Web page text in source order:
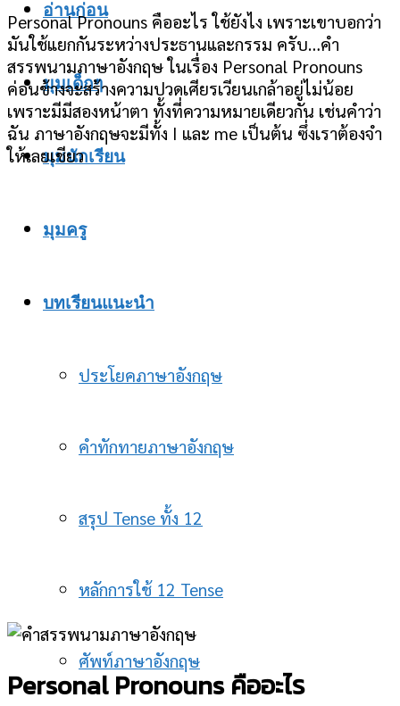
อ่านก่อน
มุมเด็กๆ
มุมนักเรียน
มุมครู
บทเรียนแนะนำ
ประโยคภาษาอังกฤษ
คำทักทายภาษาอังกฤษ
สรุป Tense ทั้ง 12
หลักการใช้ 12 Tense
ศัพท์ภาษาอังกฤษ
Personal Pronouns คืออะไร ใช้ยังไง เพราะเขาบอกว่า
มันใช้แยกกันระหว่างประธานและกรรม ครับ…คำ
สรรพนามภาษาอังกฤษ ในเรื่อง Personal Pronouns
ค่อนข้างจะสร้างความปวดเศียรเวียนเกล้าอยู่ไม่น้อย
เพราะมีมีสองหน้าตา ทั้งที่ความหมายเดียวกัน เช่นคำว่า
ฉัน ภาษาอังกฤษจะมีทั้ง I และ me เป็นต้น ซึ่งเราต้องจำ
ให้เลยเชียว
Personal Pronouns คืออะไร